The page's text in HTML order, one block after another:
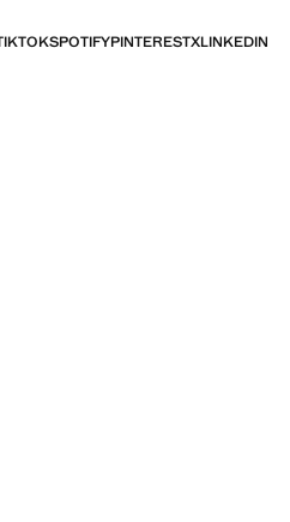
SPOTIFYPINTERESTXLINKEDIN